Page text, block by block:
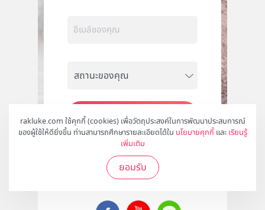
rakluke.com ใช้คุกกี้ (cookies) เพื่อวัตถุประสงค์ในการพัฒนาประสบการณ์
ของผู้ใช้ให้ดียิ่งขึ้น ท่านสามารถศึกษารายละเอียดได้ใน นโยบายคุกกี้ และ เรียนรู้
เพิ่มเติม
ยอมรับ
สมัคร
ติดตามเราได้ที่